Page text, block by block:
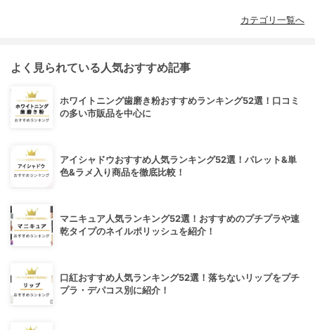
カテゴリ一覧へ
よく見られている人気おすすめ記事
ホワイトニング歯磨き粉おすすめランキング52選！口コミ
の多い市販品を中心に
アイシャドウおすすめ人気ランキング52選！パレット&単
色&ラメ入り商品を徹底比較！
マニキュア人気ランキング52選！おすすめのプチプラや速
乾タイプのネイルポリッシュを紹介！
口紅おすすめ人気ランキング52選！落ちないリップをプチ
プラ・デパコス別に紹介！